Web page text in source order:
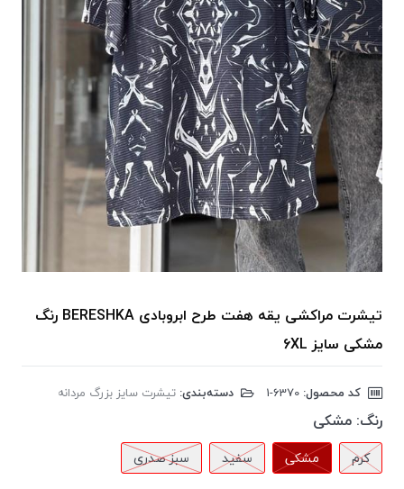
تیشرت مراکشی یقه هفت طرح ابروبادی BERESHKA رنگ
مشکی سایز 6XL
کد محصول: دسته‌بندی: تیشرت سایز بزرگ مردانه
رنگ: مشکی
کرم مشکی سفید سبز صدری